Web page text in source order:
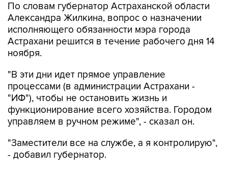
По словам губернатор Астраханской области
Александра Жилкина, вопрос о назначении
исполняющего обязанности мэра города
Астрахани решится в течение рабочего дня 14
ноября.
"В эти дни идет прямое управление
процессами (в администрации Астрахани -
"ИФ"), чтобы не остановить жизнь и
функционирование всего хозяйства. Городом
управляем в ручном режиме", - сказал он.
"Заместители все на службе, а я контролирую",
- добавил губернатор.